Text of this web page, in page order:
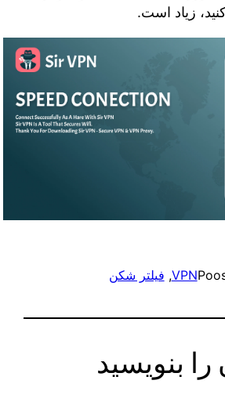
زیاد است.
VPN
, فیلتر شکن
را بنویسید